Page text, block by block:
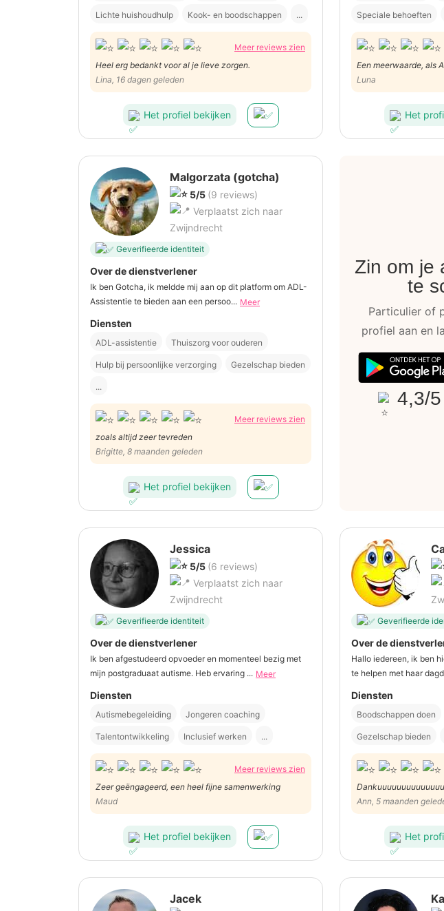
Lichte huishoudhulp Kook- en boodschappen ...
Meer reviews zien
Heel erg bedankt voor al je lieve zorgen.
Lina, 16 dagen geleden
Het profiel bekijken
Speciale behoeften
Een meerwaarde, als
Luna
Het
Malgorzata (gotcha)
5/5 (9 reviews)
Verplaatst zich naar
Zwijndrecht
Geverifieerde identiteit
Over de dienstverlener
Ik ben Gotcha, ik meldde mij aan op dit platform om ADL-
Assistentie te bieden aan een persoo... Meer
Diensten
ADL-assistentie Thuiszorg voor ouderen
Hulp bij persoonlijke verzorging Gezelschap bieden
...
Meer reviews zien
zoals altijd zeer tevreden
Brigitte, 8 maanden geleden
Het profiel bekijken
Zin om je
te
Particulier of
profiel aan en
4,3/5
Jessica
5/5 (6 reviews)
Verplaatst zich naar
Zwijndrecht
Geverifieerde identiteit
Over de dienstverlener
Ik ben afgestudeerd opvoeder en momenteel bezig met
mijn postgraduaat autisme. Heb ervaring ... Meer
Diensten
Autismebegeleiding Jongeren coaching
Talentontwikkeling Inclusief werken ...
Meer reviews zien
Zeer geëngageerd, een heel fijne samenwerking
Maud
Het profiel bekijken
Geverifieerde
Over de
Hallo iedereen, ik ben
te helpen met haar
Diensten
Boodschappen doen
Gezelschap bieden
Dankuuuuuuuuuuuuuu
Ann, 5 maanden
Het
Jacek